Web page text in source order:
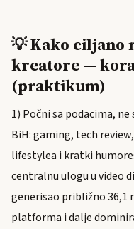
💡 Kako ciljano
kreatore —
(praktikum)
1) Počni sa podacima,
BiH: gaming, tech
lifestylea i kratki
centralnu ulogu u video
generisao približno 36,1
platforma i dalje